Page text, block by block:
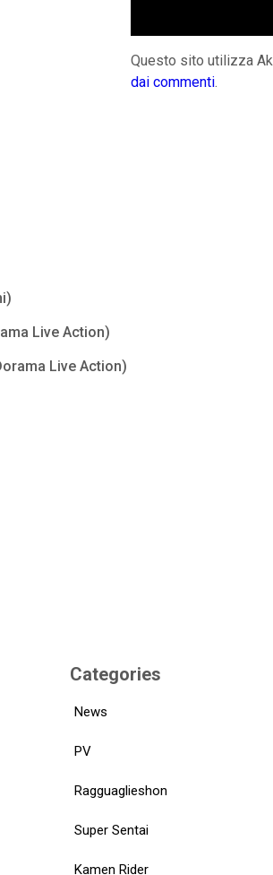
Live Action)
Live Action)
Questo sito utilizza
dai commenti.
Categories
News
PV
Ragguaglieshon
Super Sentai
Kamen Rider